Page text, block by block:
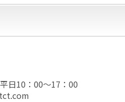
日10：00～17：00